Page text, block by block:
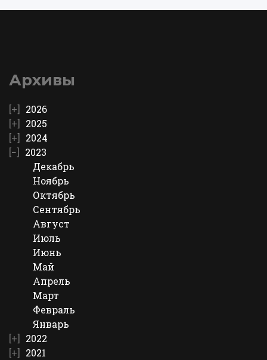
Архивы
2026
2025
2024
2023
Декабрь
Ноябрь
Октябрь
Сентябрь
Август
Июль
Июнь
Май
Апрель
Март
Февраль
Январь
2022
2021